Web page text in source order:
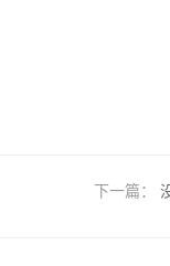
下一篇：